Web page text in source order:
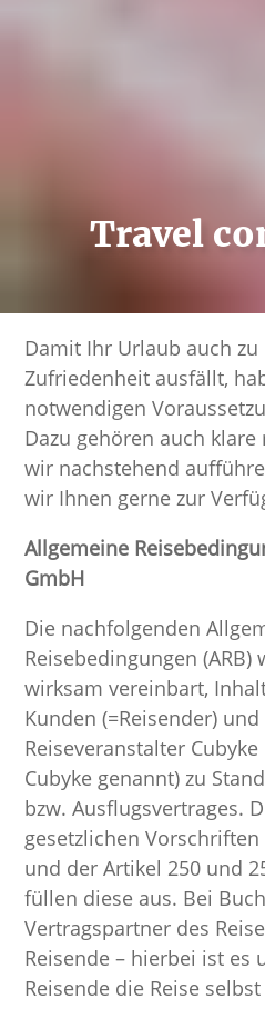
Travel
Damit Ihr Urlaub auch
Zufriedenheit ausfällt,
notwendigen
Dazu gehören auch
wir nachstehend
wir Ihnen gerne zur
Allgemeine
GmbH
Die nachfolgenden
Reisebedingungen (ARB)
wirksam vereinbart,
Kunden (=Reisender)
Reiseveranstalter
Cubyke genannt) zu
bzw. Ausflugsvertrages.
gesetzlichen Vorschriften
und der Artikel 250 und
füllen diese aus. Bei
Vertragspartner des
Reisende – hierbei ist es
Reisende die Reise